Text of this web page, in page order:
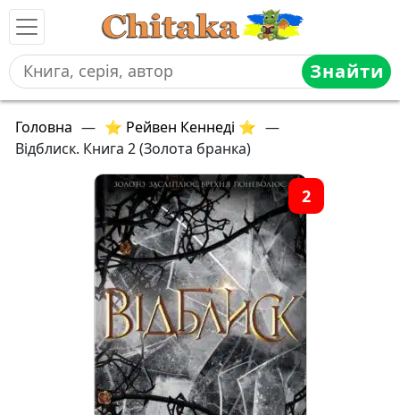
Знайти
Головна — ⭐ Рейвен Кеннеді ⭐ —
Відблиск. Книга 2 (Золота бранка)
2